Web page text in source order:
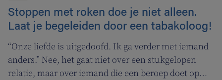
Stoppen met roken doe je niet alleen.
Laat je begeleiden door een tabakoloog!
“Onze liefde is uitgedoofd. Ik ga verder met iemand
anders.” Nee, het gaat niet over een stukgelopen
relatie, maar over iemand die een beroep doet op